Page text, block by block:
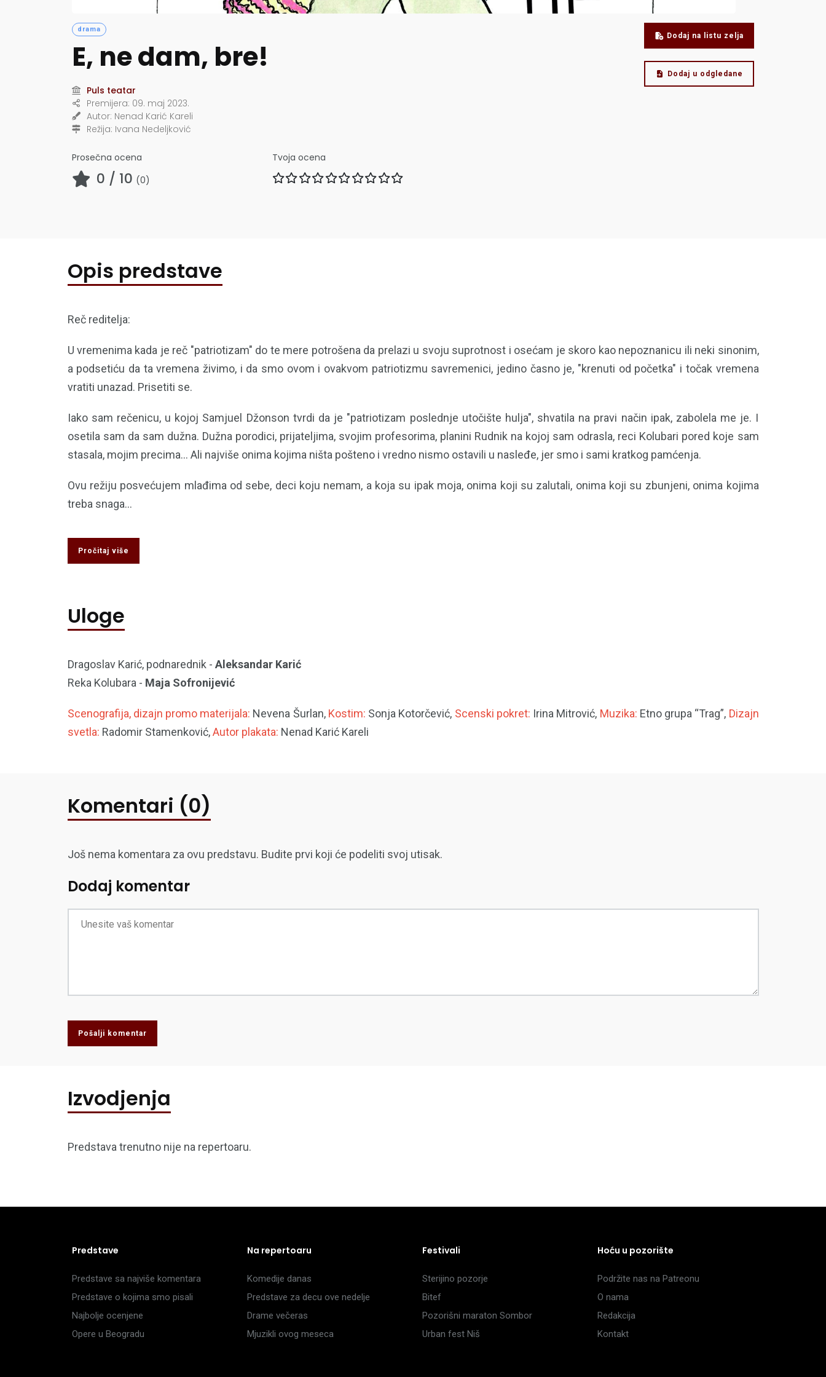
drama
E, ne dam, bre!
Puls teatar
Premijera: 09. maj 2023.
Autor: Nenad Karić Kareli
Režija: Ivana Nedeljković
Prosečna ocena
0 / 10 (0)
Tvoja ocena
Dodaj na listu zelja
Dodaj u odgledane
Opis predstave
Reč reditelja:
U vremenima kada je reč "patriotizam" do te mere potrošena da prelazi u svoju suprotnost i osećam je skoro kao nepoznanicu ili neki sinonim,
a podsetiću da ta vremena živimo, i da smo ovom i ovakvom patriotizmu savremenici, jedino časno je, "krenuti od početka" i točak vremena
vratiti unazad. Prisetiti se.
Iako sam rečenicu, u kojoj Samjuel Džonson tvrdi da je "patriotizam poslednje utočište hulja", shvatila na pravi način ipak, zabolela me je. I
osetila sam da sam dužna. Dužna porodici, prijateljima, svojim profesorima, planini Rudnik na kojoj sam odrasla, reci Kolubari pored koje sam
stasala, mojim precima... Ali najviše onima kojima ništa pošteno i vredno nismo ostavili u nasleđe, jer smo i sami kratkog pamćenja.
Ovu režiju posvećujem mlađima od sebe, deci koju nemam, a koja su ipak moja, onima koji su zalutali, onima koji su zbunjeni, onima kojima
treba snaga...
Pročitaj više
Uloge
Dragoslav Karić, podnarednik - Aleksandar Karić
Reka Kolubara - Maja Sofronijević
Scenografija, dizajn promo materijala: Nevena Šurlan, Kostim: Sonja Kotorčević, Scenski pokret: Irina Mitrović, Muzika: Etno grupa “Trag”, Dizajn
svetla: Radomir Stamenković,Autor plakata: Nenad Karić Kareli
Komentari (0)
Još nema komentara za ovu predstavu. Budite prvi koji će podeliti svoj utisak.
Dodaj komentar
Pošalji komentar
Izvodjenja
Predstava trenutno nije na repertoaru.
Predstave
Predstave sa najviše komentara
Predstave o kojima smo pisali
Najbolje ocenjene
Opere u Beogradu
Na repertoaru
Komedije danas
Predstave za decu ove nedelje
Drame večeras
Mjuzikli ovog meseca
Festivali
Sterijino pozorje
Bitef
Pozorišni maraton Sombor
Urban fest Niš
Hoću u pozorište
Podržite nas na Patreonu
O nama
Redakcija
Kontakt